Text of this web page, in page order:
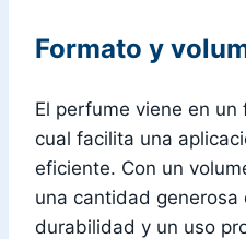
Formato y
El perfume viene en
cual facilita una
eficiente. Con un
una cantidad generosa
durabilidad y un uso